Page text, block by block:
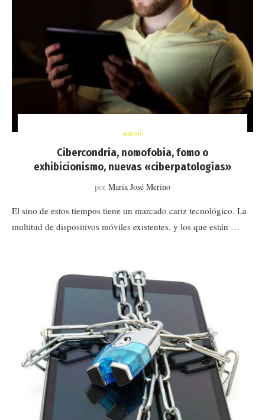
artículo
Cibercondría, nomofobia, fomo o
exhibicionismo, nuevas «ciberpatologías»
por María José Merino
El sino de estos tiempos tiene un marcado cariz tecnológico. La
multitud de dispositivos móviles existentes, y los que están …